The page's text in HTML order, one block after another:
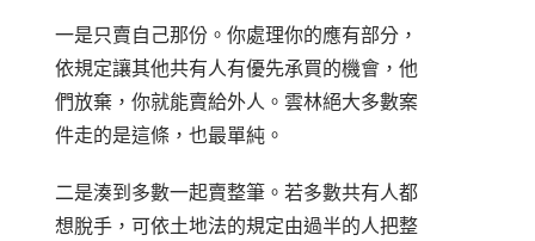
一是只賣自己那份。你處理你的應有部分，
依規定讓其他共有人有優先承買的機會，他
們放棄，你就能賣給外人。雲林絕大多數案
件走的是這條，也最單純。
二是湊到多數一起賣整筆。若多數共有人都
想脫手，可依土地法的規定由過半的人把整